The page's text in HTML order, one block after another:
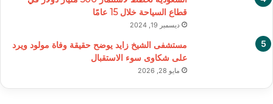
قطاع السياحة خلال 15 عامًا
ديسمبر 19, 2024
مستشفى الشيخ زايد يوضح حقيقة وفاة مولود ويرد
على شكاوى سوء الاستقبال
مايو 28, 2026